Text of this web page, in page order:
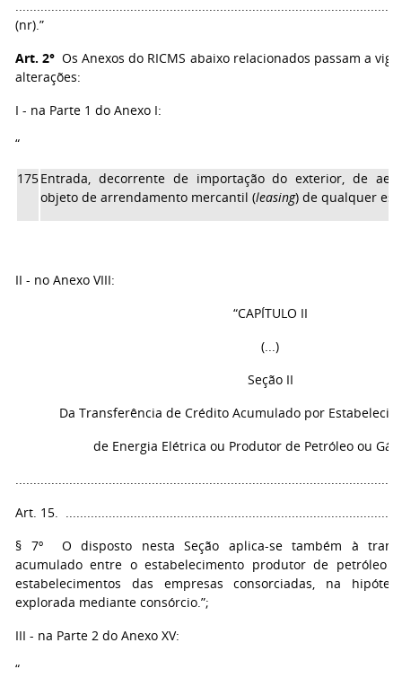
(nr).”
Art. 2° Os Anexos do RICMS abaixo relacionados passam a
alterações:
I - na Parte 1 do Anexo I:
“
175Entrada, decorrente de importação do exterior, de
objeto de arrendamento mercantil (leasing) de qualquer
II - no Anexo VIII:
“CAPÍTULO II
(...)
Seção II
Da Transferência de Crédito Acumulado por
de Energia Elétrica ou Produtor de Petróleo ou
Art. 15.
§ 7º O disposto nesta Seção aplica-se também à
acumulado entre o estabelecimento produtor de petróleo
estabelecimentos das empresas consorciadas, na
explorada mediante consórcio.”;
III - na Parte 2 do Anexo XV:
“